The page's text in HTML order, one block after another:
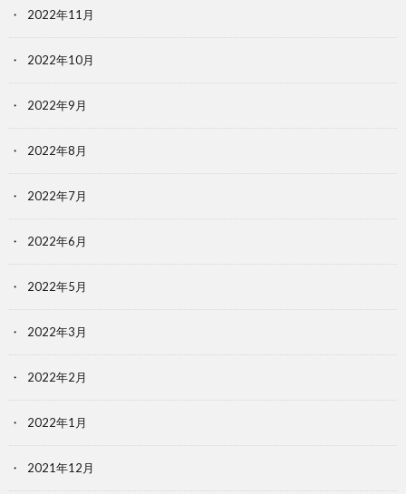
2022年11月
2022年10月
2022年9月
2022年8月
2022年7月
2022年6月
2022年5月
2022年3月
2022年2月
2022年1月
2021年12月